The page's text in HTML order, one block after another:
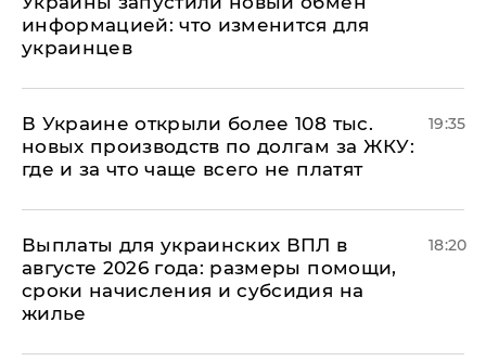
информацией: что изменится для
украинцев
В Украине открыли более 108 тыс.
новых производств по долгам за ЖКУ:
где и за что чаще всего не платят
19:35
Выплаты для украинских ВПЛ в
августе 2026 года: размеры помощи,
сроки начисления и субсидия на
жилье
18:20